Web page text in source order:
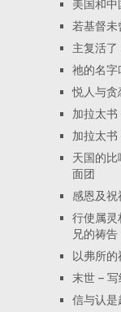
美国和
若基督
主复活
祂的名字
悦人与贪
加拉太
加拉太
天国的
面团
感恩及
行使属
兄的祷告
以弗所的
末世 –
信与认是